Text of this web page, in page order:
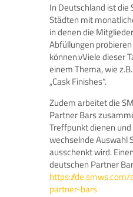
In Deutschland ist die
Städten mit
in denen die
Abfüllungen
können.vViele dieser
einem Thema, wie
„Cask Finishes“.
Zudem arbeitet die
Partner Bars
Treffpunkt dienen
wechselnde Auswahl
ausschenkt wird.
deutschen Partner
https://
partner-bars